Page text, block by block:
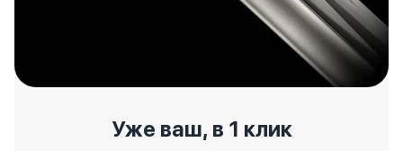
Уже ваш, в 1 клик